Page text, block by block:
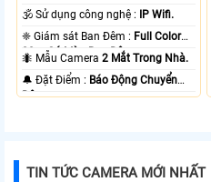
🕉️ Sử dụng công nghệ : IP Wifi.
❈ Giám sát Ban Đêm : Full Color
20m Có Màu Ban Ðêm.
🐜 Mẫu Camera2 Mắt Trong Nhà.
️🔔 Đặt Điểm : Báo Động Chuyển
Động.
TIN TỨC CAMERA MỚI NHẤT